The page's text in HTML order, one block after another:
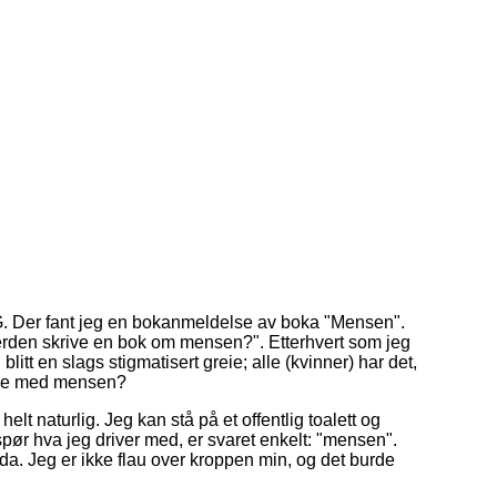
Der fant jeg en bokanmeldelse av boka "Mensen".
skrive en bok om mensen?". Etterhvert som jeg
en slags stigmatisert greie; alle (kvinner) har det,
med mensen?
naturlig. Jeg kan stå på et offentlig toalett og
hva jeg driver med, er svaret enkelt: "mensen".
Jeg er ikke flau over kroppen min, og det burde